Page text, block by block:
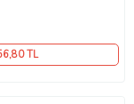
,80 TL